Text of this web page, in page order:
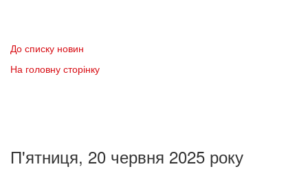
До списку новин
На головну сторінку
П'ятниця, 20 червня 2025 року